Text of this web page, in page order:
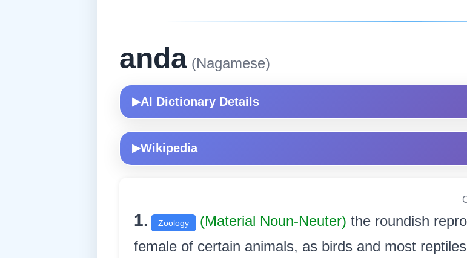
anda (Nagamese)
▶AI Dictionary Details
▶Wikipedia
1. Zoology (Material Noun-Neuter) the roundish
female of certain animals, as birds and most